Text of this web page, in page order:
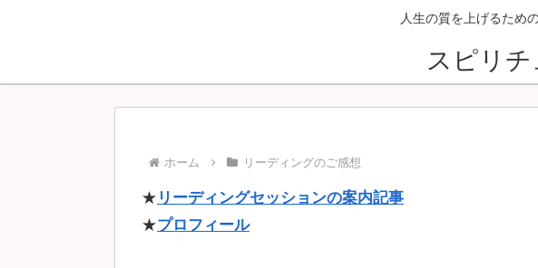
人生の質を上げるため
スピリ
ホーム リーディングのご感想
★ リーディングセッションの案内記事
★プロフィール